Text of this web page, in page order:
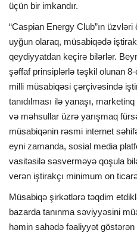
üçün bir imkandır.
“Caspian Energy Club”ın
uyğun olaraq, müsabiqədə
qeydiyyatdan keçirə bilərlər.
şəffaf prinsiplərlə təşkil olunan
milli müsabiqəsi çərçivəsində
tanıdılması ilə yanaşı,
və məhsullar üzrə yarışmaq
müsabiqənin rəsmi internet
eyni zamanda, sosial media
vasitəsilə səsverməyə qoşula
verən iştirakçı minimum on
Müsabiqə şirkətlərə təqdim
bazarda tanınma səviyyəsini
həmin sahədə fəaliyyət